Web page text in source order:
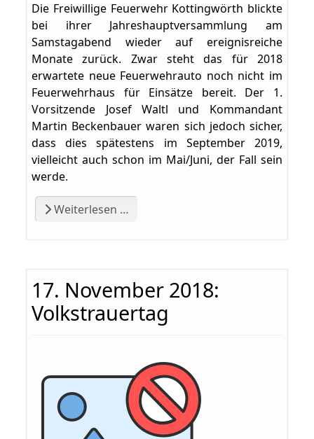
Die Freiwillige Feuerwehr Kottingwörth blickte
bei ihrer Jahreshauptversammlung am
Samstagabend wieder auf ereignisreiche
Monate zurück. Zwar steht das für 2018
erwartete neue Feuerwehrauto noch nicht im
Feuerwehrhaus für Einsätze bereit. Der 1.
Vorsitzende Josef Waltl und Kommandant
Martin Beckenbauer waren sich jedoch sicher,
dass dies spätestens im September 2019,
vielleicht auch schon im Mai/Juni, der Fall sein
werde.
Weiterlesen …
17. November 2018:
Volkstrauertag